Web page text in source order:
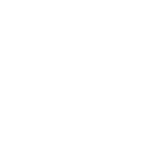
くは明け方
ぞなんだこれ
でもっと寝
お弁当作ん
てる場合